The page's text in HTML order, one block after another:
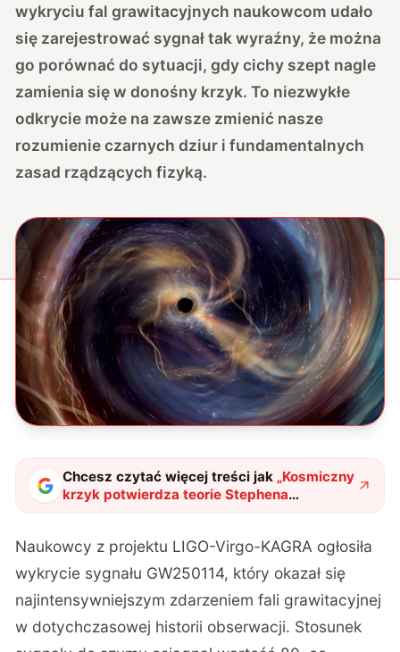
wykryciu fal grawitacyjnych naukowcom udało
się zarejestrować sygnał tak wyraźny, że można
go porównać do sytuacji, gdy cichy szept nagle
zamienia się w donośny krzyk. To niezwykłe
odkrycie może na zawsze zmienić nasze
rozumienie czarnych dziur i fundamentalnych
zasad rządzących fizyką.
Chcesz czytać więcej treści jak „Kosmiczny
krzyk potwierdza teorie Stephena
Hawkinga. Naukowcy zarejestrowali sygnał
Naukowcy z projektu LIGO-Virgo-KAGRA ogłosiła
wykrycie sygnału GW250114, który okazał się
najintensywniejszym zdarzeniem fali grawitacyjnej
w dotychczasowej historii obserwacji. Stosunek